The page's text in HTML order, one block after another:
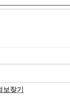
보찾기